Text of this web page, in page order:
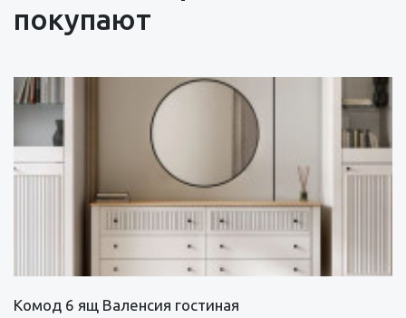
покупают
Комод 6 ящ Валенсия гостиная